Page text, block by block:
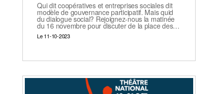
Qui dit coopératives et entreprises sociales dit
modèle de gouvernance participatif. Mais quid
du dialogue social? Rejoignez-nous la matinée
du 16 novembre pour discuter de la place des…
Le 11-10-2023